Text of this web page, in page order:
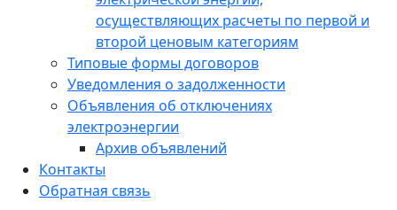
осуществляющих расчеты по первой и
второй ценовым категориям
Типовые формы договоров
Уведомления о задолженности
Объявления об отключениях
электроэнергии
Архив объявлений
Контакты
Обратная связь